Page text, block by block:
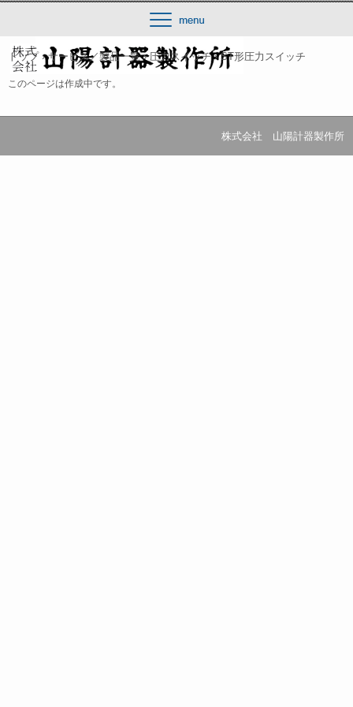
トップ › サービス／製品一覧 › 圧力スイッチ › ST形圧力スイッチ
このページは作成中です。
株式会社 山陽計器製作所